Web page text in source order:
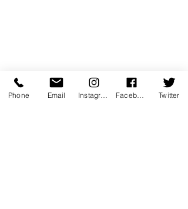
Phone Email Twitter